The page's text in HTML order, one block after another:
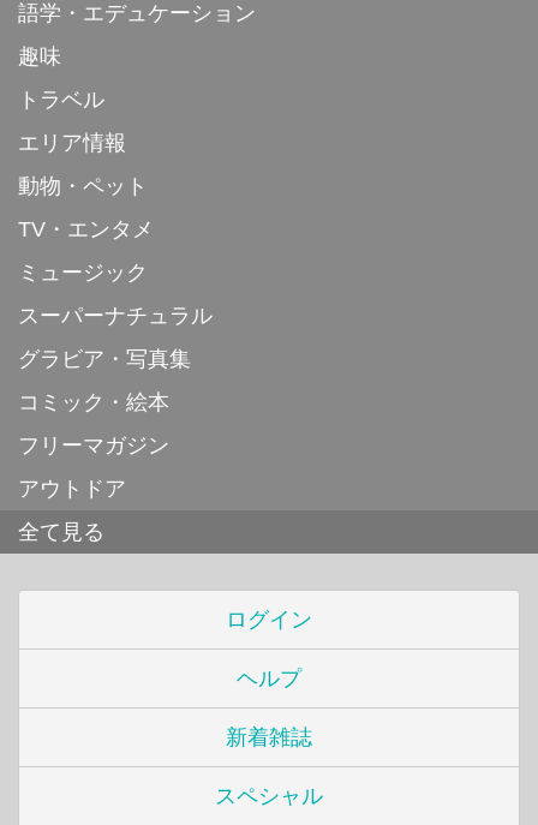
語学・エデュケーション
趣味
トラベル
エリア情報
動物・ペット
TV・エンタメ
ミュージック
スーパーナチュラル
グラビア・写真集
コミック・絵本
フリーマガジン
アウトドア
全て見る
ログイン
ヘルプ
新着雑誌
スペシャル